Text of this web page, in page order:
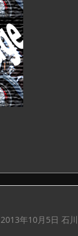
2013年10月5日 石